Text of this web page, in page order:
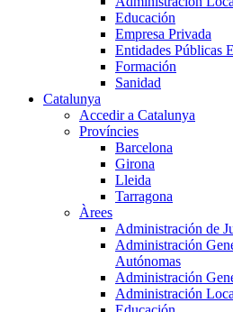
Educación
Empresa Privada
Entidades Públicas
Formación
Sanidad
Catalunya
Accedir a Catalunya
Províncies
Barcelona
Girona
Lleida
Tarragona
Àrees
Administración de
Administración
Autónomas
Administración
Administración